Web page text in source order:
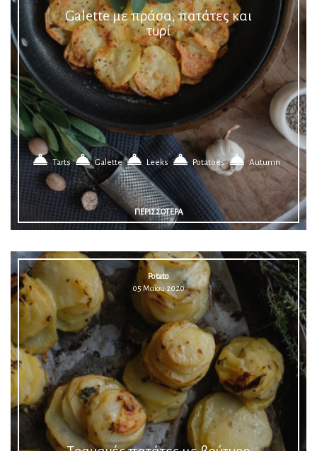
Galette με πράσα, πατάτες και
τυρί
Tarts Galette Leeks Potatoes Autumn
ΠΕΡΙΣΣΟΤΕΡΑ
Potato
05 Μαΐου 2020